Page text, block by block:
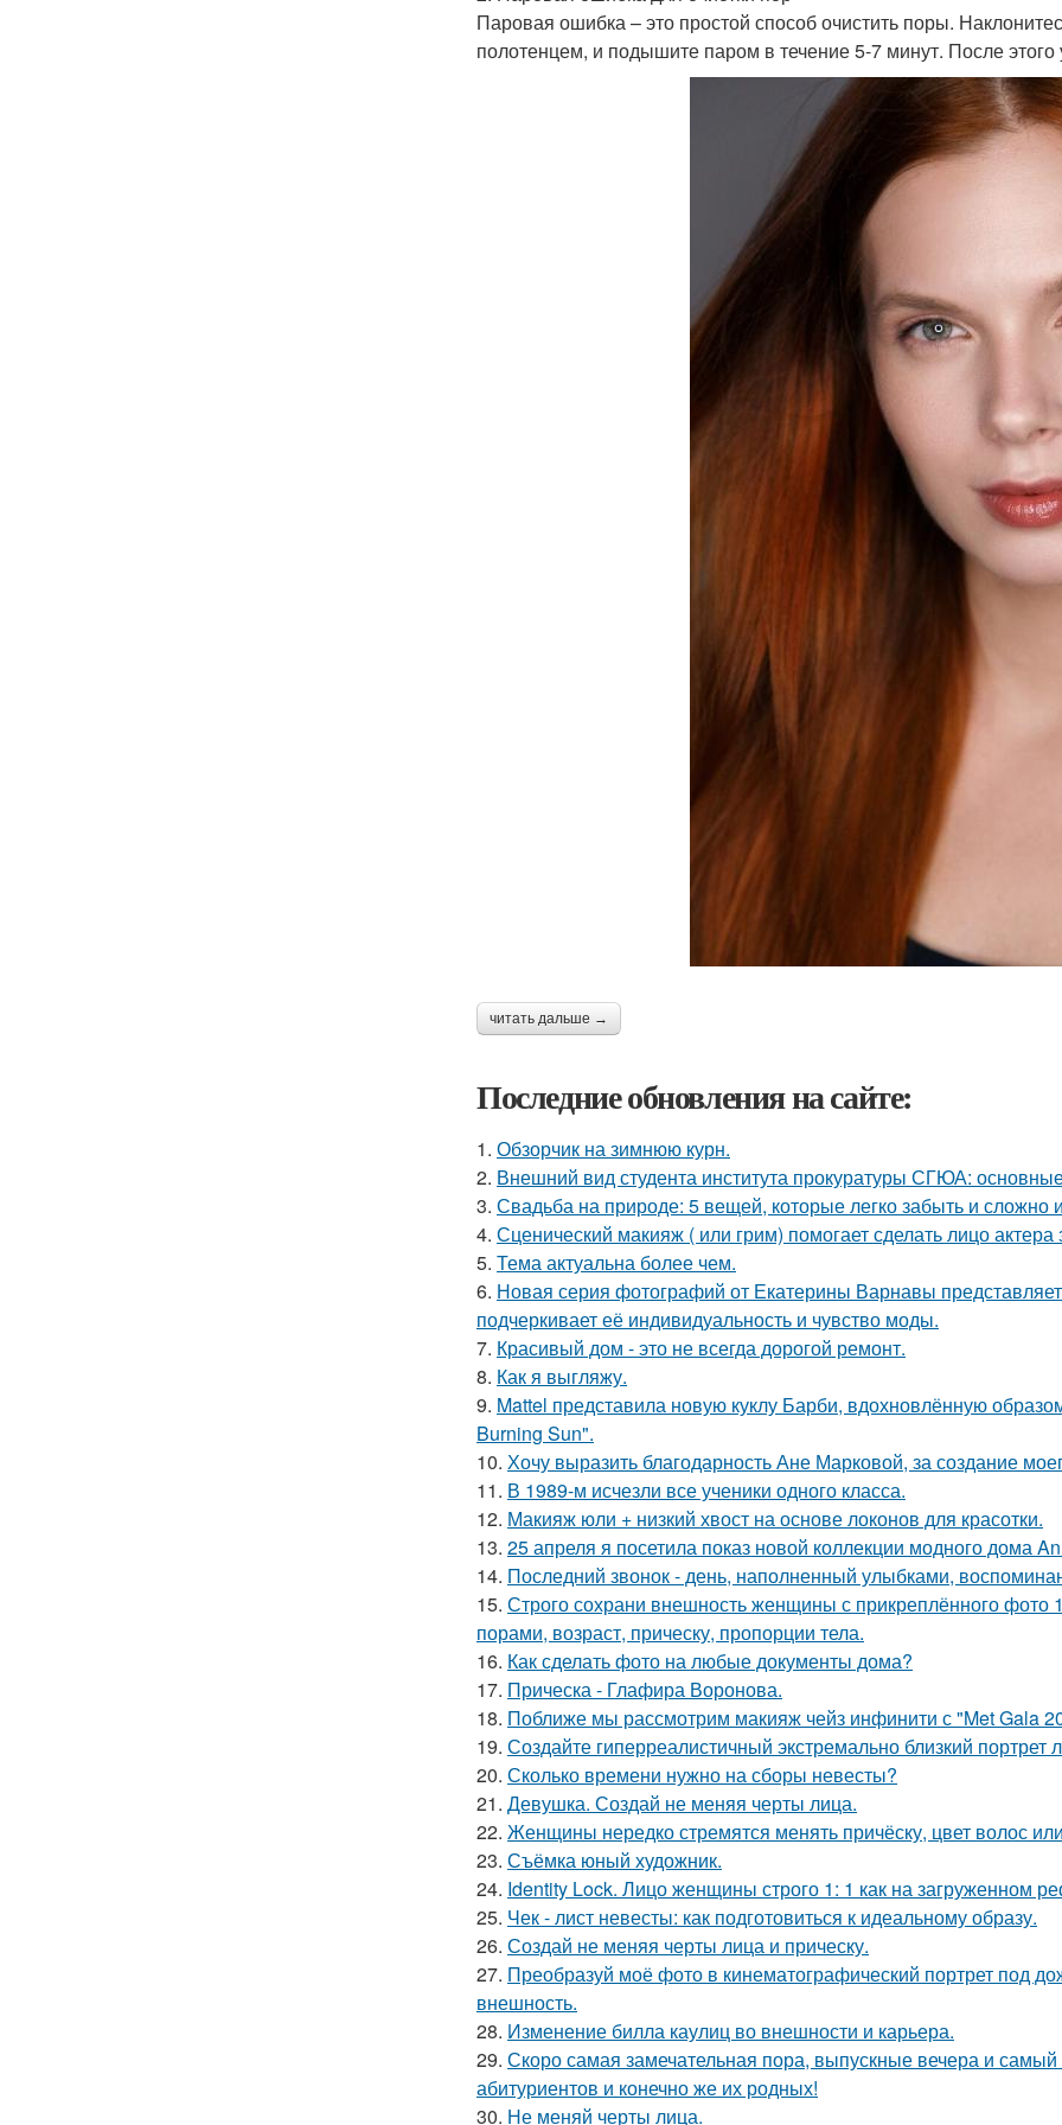
Паровая ошибка – это простой способ очистить поры.
полотенцем, и подышите паром в течение 5-7 минут. После
читать дальше →
Последние обновления на сайте:
1. Обзорчик на зимнюю курн.
2. Внешний вид студента института прокуратуры СГЮА:
3. Свадьба на природе: 5 вещей, которые легко забыть и сложно
4. Сценический макияж ( или грим) помогает сделать лицо
5. Тема актуальна более чем.
6. Новая серия фотографий от Екатерины Варнавы
подчеркивает её индивидуальность и чувство моды.
7. Красивый дом - это не всегда дорогой ремонт.
8. Как я выгляжу.
9. Mattel представила новую куклу Барби, вдохновлённую
Burning Sun".
10. Хочу выразить благодарность Ане Марковой, за создание
11. В 1989-м исчезли все ученики одного класса.
12. Макияж юли + низкий хвост на основе локонов для красотки.
13. 25 апреля я посетила показ новой коллекции модного дома
14. Последний звонок - день, наполненный улыбками,
15. Строго сохрани внешность женщины с прикреплённого фото
порами, возраст, прическу, пропорции тела.
16. Как сделать фото на любые документы дома?
17. Прическа - Глафира Воронова.
18. Поближе мы рассмотрим макияж чейз инфинити с "Met Gala
19. Создайте гиперреалистичный экстремально близкий
20. Сколько времени нужно на сборы невесты?
21. Девушка. Создай не меняя черты лица.
22. Женщины нередко стремятся менять причёску, цвет волос
23. Съёмка юный художник.
24. Identity Lock. Лицо женщины строго 1: 1 как на загруженном
25. Чек - лист невесты: как подготовиться к идеальному образу.
26. Создай не меняя черты лица и прическу.
27. Преобразуй моё фото в кинематографический портрет под
внешность.
28. Изменение билла каулиц во внешности и карьера.
29. Скоро самая замечательная пора, выпускные вечера и
абитуриентов и конечно же их родных!
30. Не меняй черты лица.